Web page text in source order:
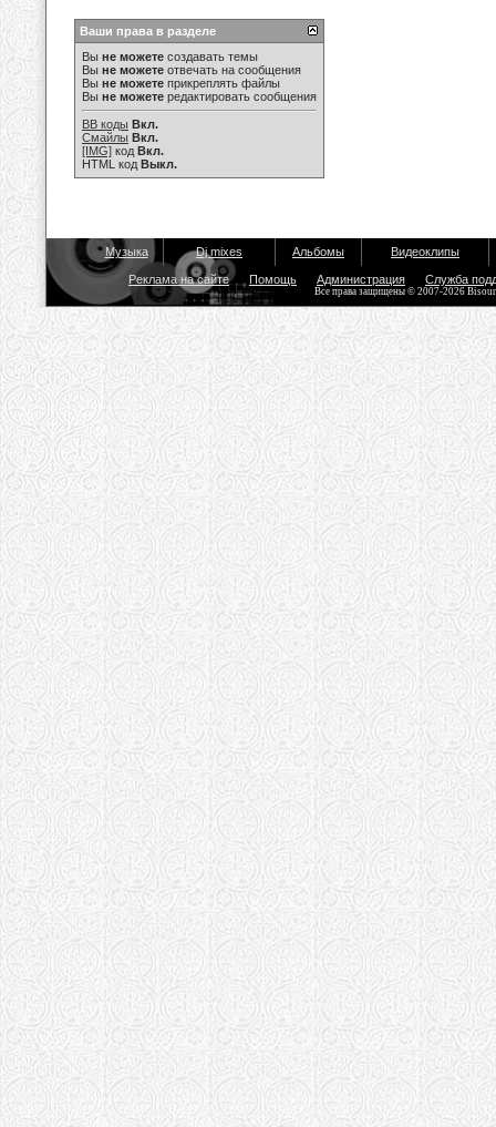
Ваши права в разделе
Вы не можете создавать темы
Вы не можете отвечать на сообщения
Вы не можете прикреплять файлы
Вы не можете редактировать сообщения
BB коды Вкл.
Смайлы Вкл.
[IMG] код Вкл.
HTML код Выкл.
Музыка Dj mixes Альбомы Видеоклипы
Реклама на сайте Помощь Администрация Служба
Все права защищены © 2007-2026